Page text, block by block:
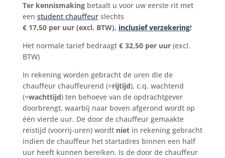
Ter kennismaking betaalt u voor uw eerste rit met
een student chauffeur slechts
€ 17,50 per uur (excl. BTW), inclusief verzekering!
Het normale tarief bedraagt € 32,50 per uur (excl.
BTW)
In rekening worden gebracht de uren die de
chauffeur chauffeurend (=rijtijd), c.q. wachtend
(=wachttijd) ten behoeve van de opdrachtgever
doorbrengt, waarbij naar boven afgerond wordt op
één vierde uur. De door de chauffeur gemaakte
reistijd (voorrij-uren) wordt niet in rekening gebracht
indien de chauffeur het startadres binnen een half
uur heeft kunnen bereiken. Is de door de chauffeur